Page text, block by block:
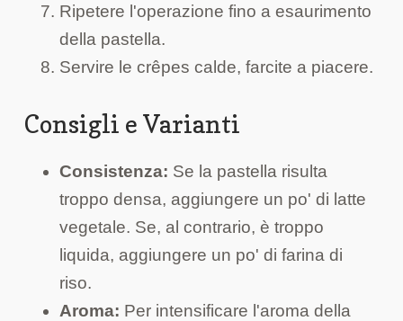
Ripetere l'operazione fino a esaurimento
della pastella.
Servire le crêpes calde, farcite a piacere.
Consigli e Varianti
Consistenza: Se la pastella risulta
troppo densa, aggiungere un po' di latte
vegetale. Se, al contrario, è troppo
liquida, aggiungere un po' di farina di
riso.
Aroma: Per intensificare l'aroma della